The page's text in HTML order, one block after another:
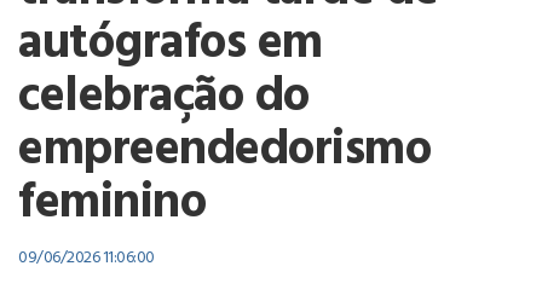
autógrafos em
celebração do
empreendedorismo
feminino
09/06/2026 11:06:00